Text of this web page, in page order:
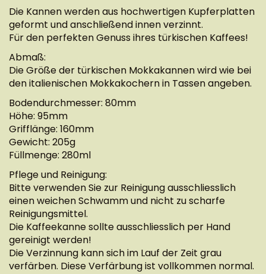
Die Kannen werden aus hochwertigen Kupferplatten
geformt und anschließend innen verzinnt.
Für den perfekten Genuss ihres türkischen Kaffees!
Abmaß:
Die Größe der türkischen Mokkakannen wird wie bei
den italienischen Mokkakochern in Tassen angeben.
Bodendurchmesser: 80mm
Höhe: 95mm
Grifflänge: 160mm
Gewicht: 205g
Füllmenge: 280ml
Pflege und Reinigung:
Bitte verwenden Sie zur Reinigung ausschliesslich
einen weichen Schwamm und nicht zu scharfe
Reinigungsmittel.
Die Kaffeekanne sollte ausschliesslich per Hand
gereinigt werden!
Die Verzinnung kann sich im Lauf der Zeit grau
verfärben. Diese Verfärbung ist vollkommen normal.